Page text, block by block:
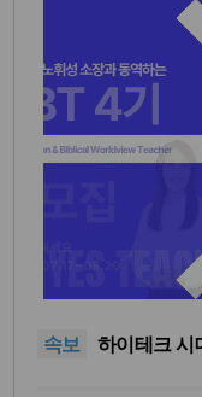
속보
사랑과 공
나라의 회복
어쿠스틱
가을학기 개
하이테크 시